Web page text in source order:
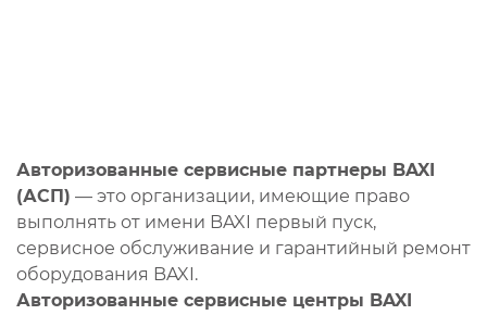
Авторизованные сервисные партнеры BAXI
(АСП) — это организации, имеющие право
выполнять от имени BAXI первый пуск,
сервисное обслуживание и гарантийный ремонт
оборудования BAXI.
Авторизованные сервисные центры BAXI